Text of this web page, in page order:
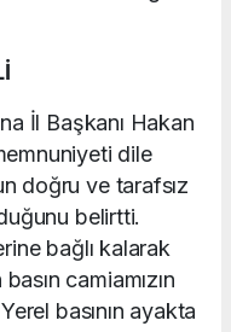
İl Başkanı Hakan
dile
doğru ve tarafsız
belirtti.
bağlı kalarak
camiamızın
basının ayakta